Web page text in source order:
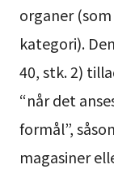
organer
kategori).
40, stk. 2)
“når det
formål”,
magasiner